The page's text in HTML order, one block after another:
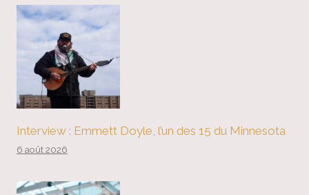
Interview : Emmett Doyle, l’un des 15 du Minnesota
6 août 2026